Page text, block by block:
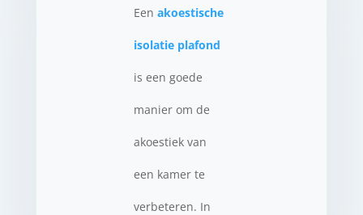
Een akoestische
isolatie plafond
is een goede
manier om de
akoestiek van
een kamer te
verbeteren. In